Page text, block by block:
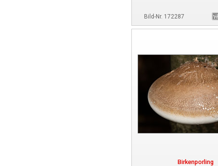
Bild-Nr. 172287
Birkenporling